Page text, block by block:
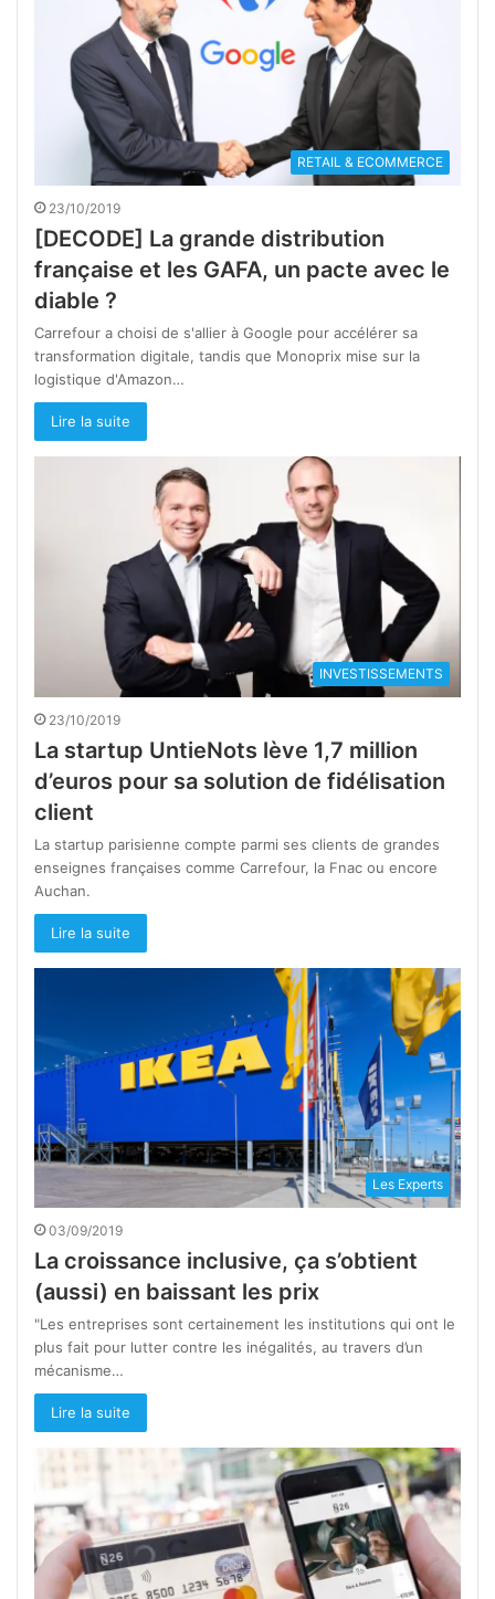
RETAIL & ECOMMERCE
23/10/2019
[DECODE] La grande distribution
française et les GAFA, un pacte avec le
diable ?
Carrefour a choisi de s'allier à Google pour accélérer sa
transformation digitale, tandis que Monoprix mise sur la
logistique d'Amazon…
Lire la suite
INVESTISSEMENTS
23/10/2019
La startup UntieNots lève 1,7 million
d’euros pour sa solution de fidélisation
client
La startup parisienne compte parmi ses clients de grandes
enseignes françaises comme Carrefour, la Fnac ou encore
Auchan.
Lire la suite
Les Experts
03/09/2019
La croissance inclusive, ça s’obtient
(aussi) en baissant les prix
"Les entreprises sont certainement les institutions qui ont le
plus fait pour lutter contre les inégalités, au travers d’un
mécanisme…
Lire la suite